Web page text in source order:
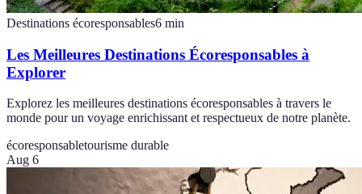
Destinations écoresponsables6 min
Les Meilleures Destinations Écoresponsables à
Explorer
Explorez les meilleures destinations écoresponsables à travers le
monde pour un voyage enrichissant et respectueux de notre planète.
écoresponsabletourisme durable
Aug 6